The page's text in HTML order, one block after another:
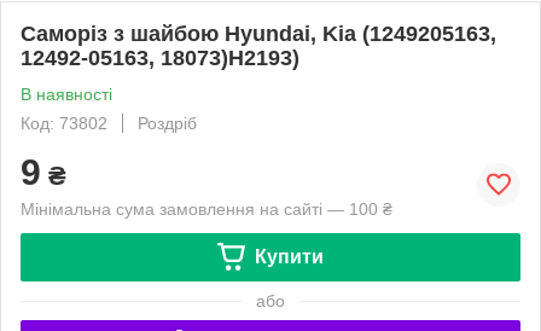
Саморіз з шайбою Hyundai, Kia (1249205163,
12492-05163, 18073)H2193)
В наявності
Код: 73802
Роздріб
9 ₴
Мінімальна сума замовлення на сайті — 100 ₴
Купити
або